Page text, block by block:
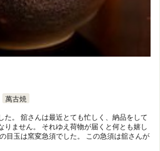
萬古焼
た。 舘さんは最近とても忙しく、納品をして
りません。 それゆえ荷物が届くと何とも嬉し
目玉は窯変急須でした。 この急須は舘さんが